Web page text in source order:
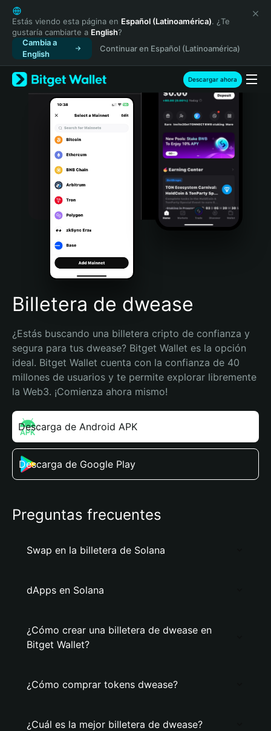
English
日本語
Tiếng Việt
Русский
Español (Latinoamérica)
Türkçe
Italiano
Português (Portugal)
Bahasa Indonesia
Português (Brasil)
Español (Argentina)
Estás viendo esta página en Español (Latinoamérica). ¿Te
gustaría cambiarte a English?
Cambia a
English
Continuar en Español (Latinoamérica)
Descargar ahora
Billetera de dwease
¿Estás buscando una billetera cripto de confianza y
segura para tus dwease? Bitget Wallet es la opción
ideal. Bitget Wallet cuenta con la confianza de 40
millones de usuarios y te permite explorar libremente
la Web3. ¡Comienza ahora mismo!
Descarga de Android APK
Descarga de Google Play
Preguntas frecuentes
Swap en la billetera de Solana
dApps en Solana
¿Cómo crear una billetera de dwease en
Bitget Wallet?
¿Cómo comprar tokens dwease?
¿Cuál es la mejor billetera de dwease?